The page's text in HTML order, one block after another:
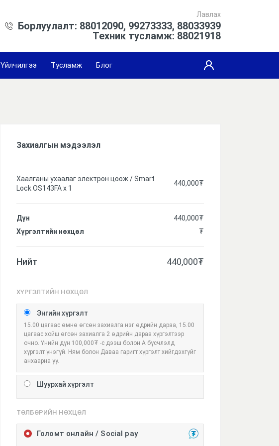
Лавлах
Борлуулалт: 88012090, 99273333, 88033939
Техник тусламж: 88021918
Үйлчилгээ Тусламж Блог
Захиалгын мэдээлэл
Хаалганы ухаалаг электрон цоож / Smart
Lock OS143FAx 1
440,000₮
Дүн 440,000₮
Хүргэлтийн нөхцөл
₮
Нийт 440,000₮
ХҮРГЭЛТИЙН НӨХЦӨЛ
Энгийн хүргэлт
15.00 цагаас өмнө өгсөн захиалга нэг өдрийн дараа, 15.00
цагаас хойш өгсөн захиалга 2 өдрийн дараа хүргэлтээр
очно. Үнийн дүн 100,000₮ -с дээш болон А бүсчлэлд
хүргэлт үнэгүй. Ням болон Даваа гаригт хүргэлт хийгдэхгүйг
анхаарна уу.
Шуурхай хүргэлт
ТӨЛБӨРИЙН НӨХЦӨЛ
Голомт онлайн / Social pay